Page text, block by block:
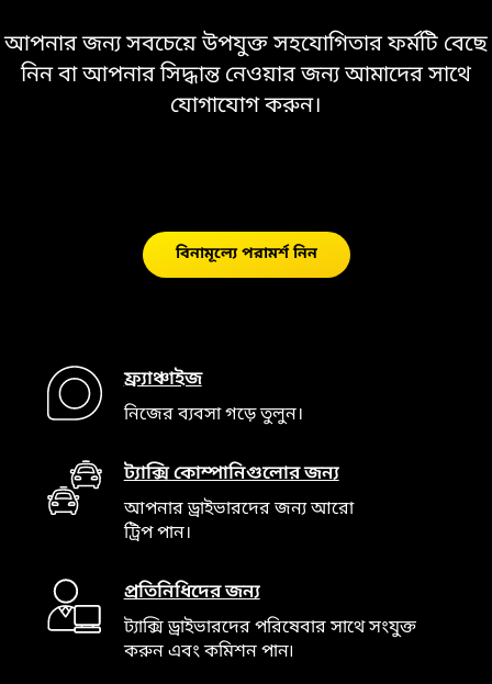
আপনার জন্য সবচেয়ে উপযুক্ত সহযোগিতার ফর্মটি বেছে
নিন বা আপনার সিদ্ধান্ত নেওয়ার জন্য আমাদের সাথে
যোগাযোগ করুন।
বিনামূল্যে পরামর্শ নিন
ফ্র্যাঞ্চাইজ
নিজের ব্যবসা গড়ে তুলুন।
ট্যাক্সি কোম্পানিগুলোর জন্য
আপনার ড্রাইভারদের জন্য আরো
ট্রিপ পান।
প্রতিনিধিদের জন্য
ট্যাক্সি ড্রাইভারদের পরিষেবার সাথে সংযুক্ত
করুন এবং কমিশন পান৷